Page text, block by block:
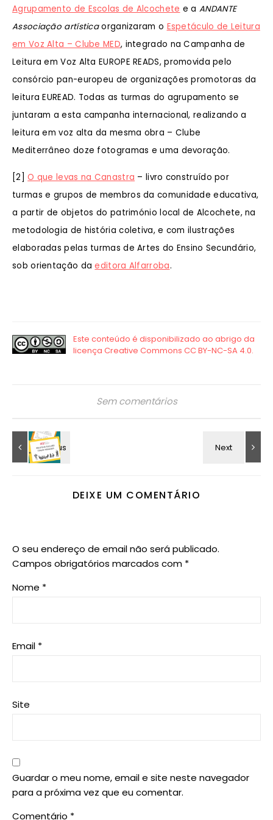
Agrupamento de Escolas de Alcochete e aANDANTE
Associação artísticaorganizaram o Espetáculo de Leitura
em Voz Alta – Clube MED, integrado na Campanha de
Leitura em Voz Alta EUROPE READS, promovida pelo
consórcio pan-europeu de organizações promotoras da
leitura EUREAD. Todas as turmas do agrupamento se
juntaram a esta campanha internacional, realizando a
leitura em voz alta da mesma obra – Clube
Mediterrâneo doze fotogramas e uma devoração.
[2]O que levas na Canastra – livro construído por
turmas e grupos de membros da comunidade educativa,
a partir de objetos do património local de Alcochete, na
metodologia de história coletiva, e com ilustrações
elaboradas pelas turmas de Artes do Ensino Secundário,
sob orientação daeditora Alfarroba.
Sem comentários
DEIXE UM COMENTÁRIO
O seu endereço de email não será publicado.
Campos obrigatórios marcados com *
Nome *
Email *
Site
Guardar o meu nome, email e site neste navegador
para a próxima vez que eu comentar.
Comentário *